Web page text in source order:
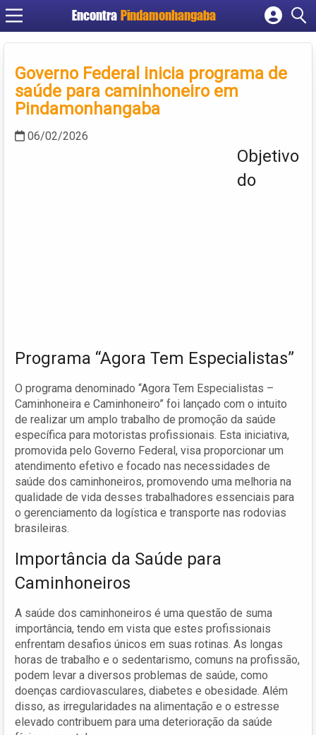
Encontra Pindamonhangaba
Cadastrar empresa
Criar conta
Governo Federal inicia programa de
saúde para caminhoneiro em
Pindamonhangaba
06/02/2026
Objetivo
do
Programa “Agora Tem Especialistas”
O programa denominado “Agora Tem Especialistas –
Caminhoneira e Caminhoneiro” foi lançado com o intuito
de realizar um amplo trabalho de promoção da saúde
específica para motoristas profissionais. Esta iniciativa,
promovida pelo Governo Federal, visa proporcionar um
atendimento efetivo e focado nas necessidades de
saúde dos caminhoneiros, promovendo uma melhoria na
qualidade de vida desses trabalhadores essenciais para
o gerenciamento da logística e transporte nas rodovias
brasileiras.
Importância da Saúde para
Caminhoneiros
A saúde dos caminhoneiros é uma questão de suma
importância, tendo em vista que estes profissionais
enfrentam desafios únicos em suas rotinas. As longas
horas de trabalho e o sedentarismo, comuns na profissão,
podem levar a diversos problemas de saúde, como
doenças cardiovasculares, diabetes e obesidade. Além
disso, as irregularidades na alimentação e o estresse
elevado contribuem para uma deterioração da saúde